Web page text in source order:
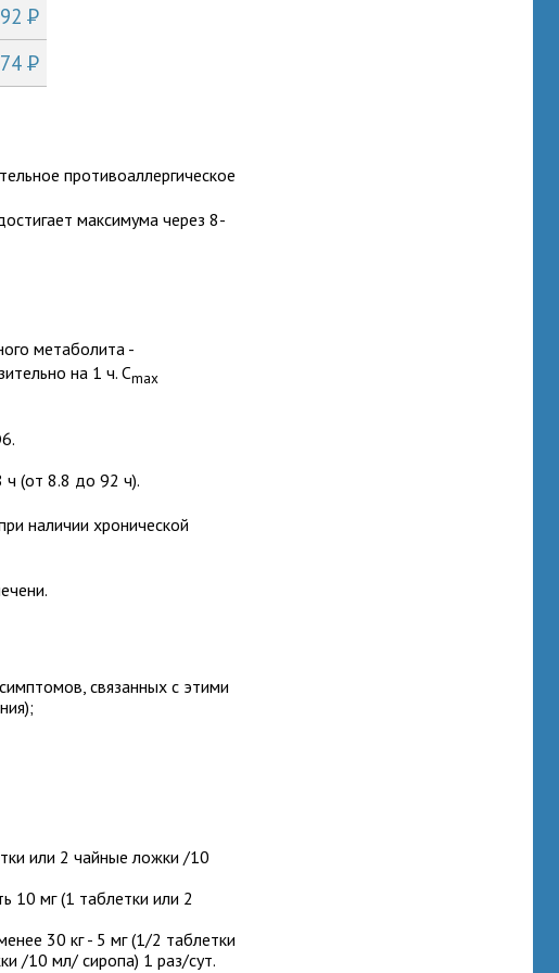
92 P
P
противоаллергическое
максимума через 8-
метаболита -
на 1 ч. Cmax
ч (от 8.8 до 92 ч).
наличии хронической
связанных с этими
или 2 чайные ложки /10
10 мг (1 таблетки или 2
30 кг- 5 мг (1/2 таблетки
/10 мл/ сиропа) 1 раз/сут.